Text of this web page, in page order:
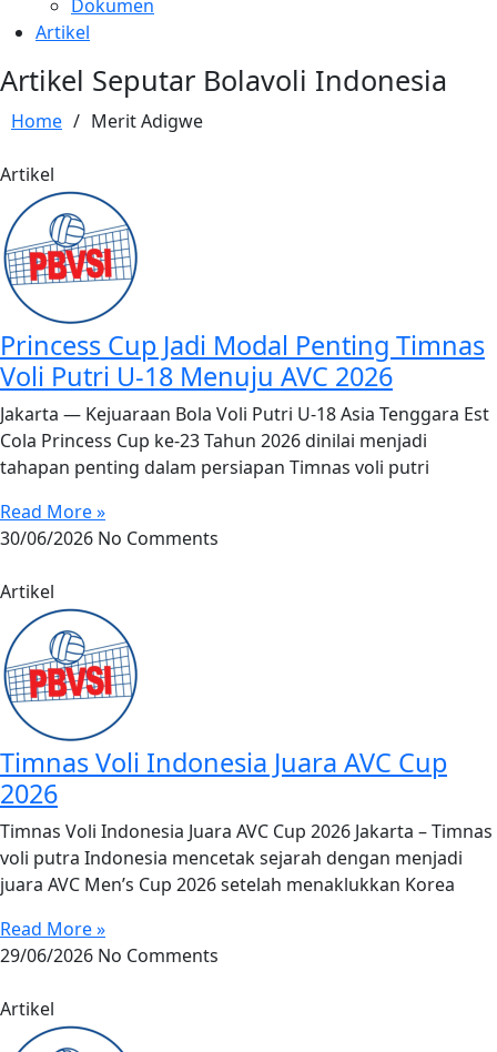
Dokumen
Artikel
Artikel Seputar Bolavoli Indonesia
Home / Merit Adigwe
Artikel
Princess Cup Jadi Modal Penting Timnas
Voli Putri U-18 Menuju AVC 2026
Jakarta — Kejuaraan Bola Voli Putri U-18 Asia Tenggara Est
Cola Princess Cup ke-23 Tahun 2026 dinilai menjadi
tahapan penting dalam persiapan Timnas voli putri
Read More »
30/06/2026 No Comments
Artikel
Timnas Voli Indonesia Juara AVC Cup
2026
Timnas Voli Indonesia Juara AVC Cup 2026 Jakarta – Timnas
voli putra Indonesia mencetak sejarah dengan menjadi
juara AVC Men’s Cup 2026 setelah menaklukkan Korea
Read More »
29/06/2026 No Comments
Artikel